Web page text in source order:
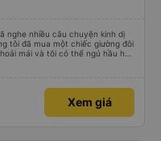
nghe nhiều câu chuyện kinh dị
tôi đã mua một chiếc giường đôi
mái và tôi có thể ngủ hầu hết
toàn. Tôi sẽ cần thêm 20-
bấm còi. Tôi thực sự khuyên
tôi khuyên bạn nên trả thêm
Xem giá